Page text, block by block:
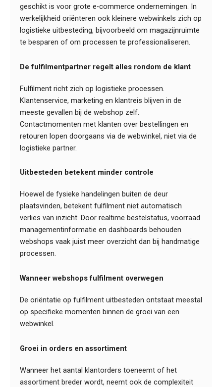
geschikt is voor grote e-commerce ondernemingen. In
werkelijkheid oriënteren ook kleinere webwinkels zich op
logistieke uitbesteding, bijvoorbeeld om magazijnruimte
te besparen of om processen te professionaliseren.
De fulfilmentpartner regelt alles rondom de klant
Fulfilment richt zich op logistieke processen.
Klantenservice, marketing en klantreis blijven in de
meeste gevallen bij de webshop zelf.
Contactmomenten met klanten over bestellingen en
retouren lopen doorgaans via de webwinkel, niet via de
logistieke partner.
Uitbesteden betekent minder controle
Hoewel de fysieke handelingen buiten de deur
plaatsvinden, betekent fulfilment niet automatisch
verlies van inzicht. Door realtime bestelstatus, voorraad
managementinformatie en dashboards behouden
webshops vaak juist meer overzicht dan bij handmatige
processen.
Wanneer webshops fulfilment overwegen
De oriëntatie op fulfilment uitbesteden ontstaat meestal
op specifieke momenten binnen de groei van een
webwinkel.
Groei in orders en assortiment
Wanneer het aantal klantorders toeneemt of het
assortiment breder wordt, neemt ook de complexiteit